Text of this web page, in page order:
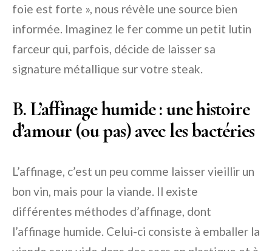
foie est forte », nous révèle une source bien
informée. Imaginez le fer comme un petit lutin
farceur qui, parfois, décide de laisser sa
signature métallique sur votre steak.
B. L’affinage humide : une histoire
d’amour (ou pas) avec les bactéries
L’affinage, c’est un peu comme laisser vieillir un
bon vin, mais pour la viande. Il existe
différentes méthodes d’affinage, dont
l’affinage humide. Celui-ci consiste à emballer la